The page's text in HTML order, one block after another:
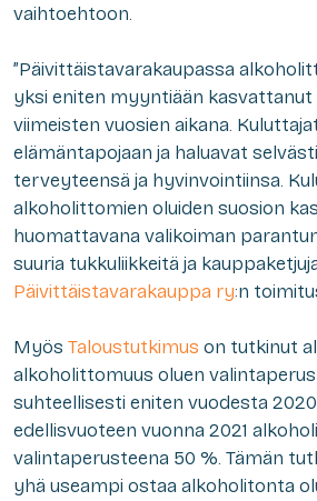
vaihtoehtoon.
”Päivittäistavarakaupassa
yksi eniten myyntiään
viimeisten vuosien aikana.
elämäntapojaan ja haluavat
terveyteensä ja hyvinvointiinsa.
alkoholittomien oluiden suosion
huomattavana valikoiman
suuria tukkuliikkeitä ja
Päivittäistavarakauppa ry:n
Myös Taloustutkimus on tutkinut
alkoholittomuus oluen
suhteellisesti eniten vuodesta
edellisvuoteen vuonna 2021
valintaperusteena 50 %. Tämän
yhä useampi ostaa alkoholitonta